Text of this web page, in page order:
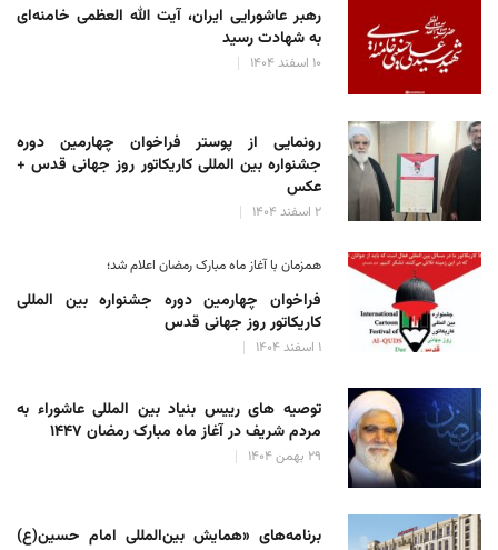
رهبر عاشورایی ایران، آیت الله العظمی خامنه‌ای
به شهادت رسید
۱۰ اسفند ۱۴۰۴
رونمایی از پوستر فراخوان چهارمین دوره
جشنواره بین المللی کاریکاتور روز جهانی قدس +
عکس
۲ اسفند ۱۴۰۴
همزمان با آغاز ماه مبارک رمضان اعلام شد؛
فراخوان چهارمین دوره جشنواره بین المللی
کاریکاتور روز جهانی قدس
۱ اسفند ۱۴۰۴
توصیه های رییس بنیاد بین المللی عاشوراء به
مردم شریف در آغاز ماه مبارک رمضان ۱۴۴۷
۲۹ بهمن ۱۴۰۴
برنامه‌های «همایش بین‌المللی امام حسین(ع)